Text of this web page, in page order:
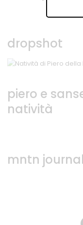
dropshot
piero e
natività
mntn journal